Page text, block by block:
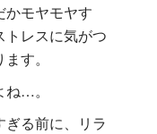
かモヤモヤす
トレスに気がつ
す。
…。
る前に、リラ